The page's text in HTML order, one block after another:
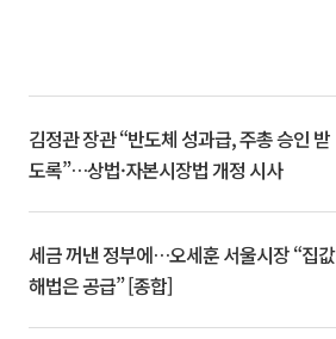
김정관 장관 “반도체 성과급, 주총 승인 받
도록”…상법·자본시장법 개정 시사
세금 꺼낸 정부에…오세훈 서울시장 “집값
해법은 공급” [종합]